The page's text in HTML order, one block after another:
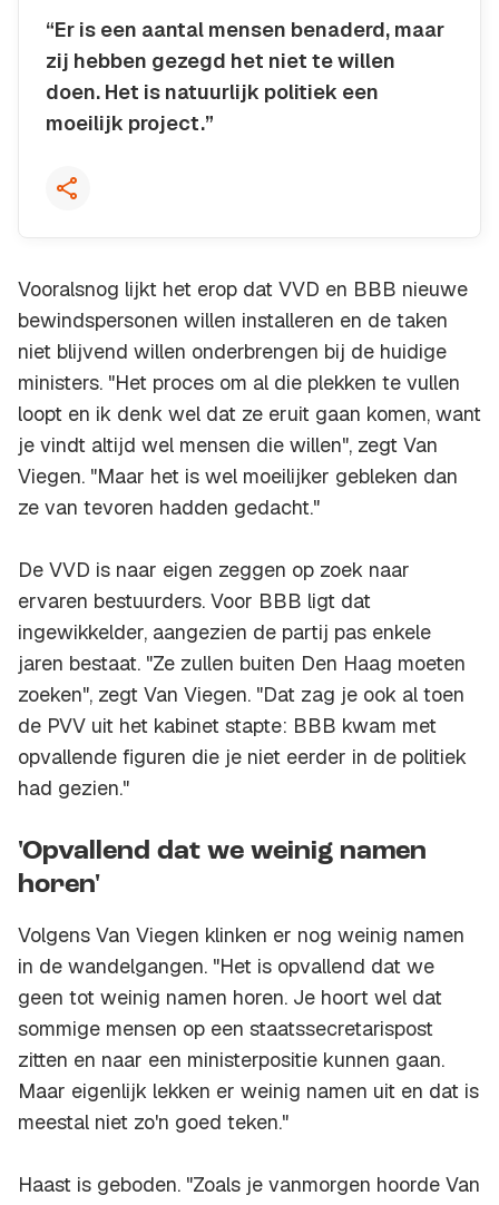
“Er is een aantal mensen benaderd, maar
zij hebben gezegd het niet te willen
doen. Het is natuurlijk politiek een
moeilijk project.”
Kopieer quote
Vooralsnog lijkt het erop dat VVD en BBB nieuwe
bewindspersonen willen installeren en de taken
niet blijvend willen onderbrengen bij de huidige
ministers. "Het proces om al die plekken te vullen
loopt en ik denk wel dat ze eruit gaan komen, want
je vindt altijd wel mensen die willen", zegt Van
Viegen. "Maar het is wel moeilijker gebleken dan
ze van tevoren hadden gedacht."
De VVD is naar eigen zeggen op zoek naar
ervaren bestuurders. Voor BBB ligt dat
ingewikkelder, aangezien de partij pas enkele
jaren bestaat. "Ze zullen buiten Den Haag moeten
zoeken", zegt Van Viegen. "Dat zag je ook al toen
de PVV uit het kabinet stapte: BBB kwam met
opvallende figuren die je niet eerder in de politiek
had gezien."
'Opvallend dat we weinig namen
horen'
Volgens Van Viegen klinken er nog weinig namen
in de wandelgangen. "Het is opvallend dat we
geen tot weinig namen horen. Je hoort wel dat
sommige mensen op een staatssecretarispost
zitten en naar een ministerpositie kunnen gaan.
Maar eigenlijk lekken er weinig namen uit en dat is
meestal niet zo'n goed teken."
Haast is geboden. "Zoals je vanmorgen hoorde Van